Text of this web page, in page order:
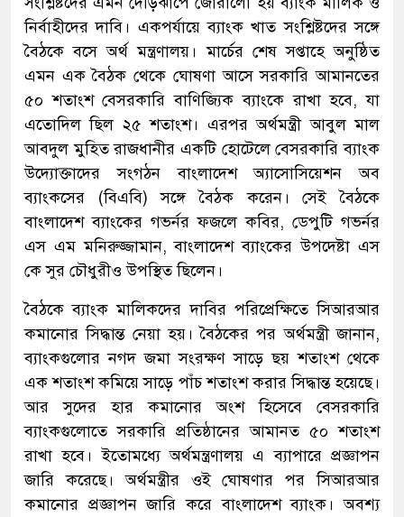
নির্বাহীদের দাবি। একপর্যায়ে ব্যাংক খাত সংশ্লিষ্টদের সঙ্গে
বৈঠকে বসে অর্থ মন্ত্রণালয়। মার্চের শেষ সপ্তাহে অনুষ্ঠিত
এমন এক বৈঠক থেকে ঘোষণা আসে সরকারি আমানতের
৫০ শতাংশ বেসরকারি বাণিজ্যিক ব্যাংকে রাখা হবে, যা
এতোদিল ছিল ২৫ শতাংশ। এরপর অর্থমন্ত্রী আবুল মাল
আবদুল মুহিত রাজধানীর একটি হোটেলে বেসরকারি ব্যাংক
উদ্যোক্তাদের সংগঠন বাংলাদেশ অ্যাসোসিয়েশন অব
ব্যাংকসের (বিএবি) সঙ্গে বৈঠক করেন। সেই বৈঠকে
বাংলাদেশ ব্যাংকের গভর্নর ফজলে কবির, ডেপুটি গভর্নর
এস এম মনিরুজ্জামান, বাংলাদেশ ব্যাংকের উপদেষ্টা এস
কে সুর চৌধুরীও উপস্থিত ছিলেন।
বৈঠকে ব্যাংক মালিকদের দাবির পরিপ্রেক্ষিতে সিআরআর
কমানোর সিদ্ধান্ত নেয়া হয়। বৈঠকের পর অর্থমন্ত্রী জানান,
ব্যাংকগুলোর নগদ জমা সংরক্ষণ সাড়ে ছয় শতাংশ থেকে
এক শতাংশ কমিয়ে সাড়ে পাঁচ শতাংশ করার সিদ্ধান্ত হয়েছে।
আর সুদের হার কমানোর অংশ হিসেবে বেসরকারি
ব্যাংকগুলোতে সরকারি প্রতিষ্ঠানের আমানত ৫০ শতাংশ
রাখা হবে। ইতোমধ্যে অর্থমন্ত্রণালয় এ ব্যাপারে প্রজ্ঞাপন
জারি করেছে। অর্থমন্ত্রীর ওই ঘোষণার পর সিআরআর
কমানোর প্রজ্ঞাপন জারি করে বাংলাদেশ ব্যাংক। অবশ্য